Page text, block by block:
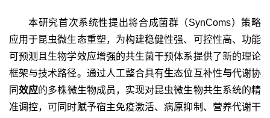
本研究首次系统性提出将合成菌群（SynComs）策略
应用于昆虫微生态重塑，为构建稳健性强、可控性高、功能
可预测且生物学效应增强的共生菌干预体系提供了新的理论
框架与技术路径。通过人工整合具有生态位互补性与代谢协
同效应的多株微生物成员，实现对昆虫微生物共生系统的精
准调控，可同时赋予宿主免疫激活、病原抑制、营养代谢干